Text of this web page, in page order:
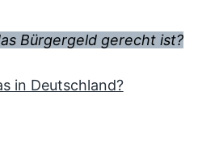
Bürgergeld gerecht ist?
in Deutschland?